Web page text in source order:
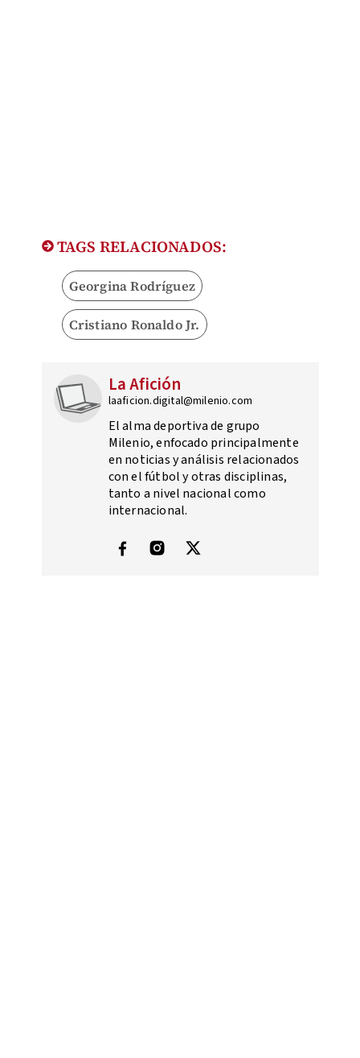
TAGS RELACIONADOS:
Georgina Rodríguez
Cristiano Ronaldo Jr.
La Afición
laaficion.digital@milenio.com
El alma deportiva de grupo
Milenio, enfocado principalmente
en noticias y análisis relacionados
con el fútbol y otras disciplinas,
tanto a nivel nacional como
internacional.